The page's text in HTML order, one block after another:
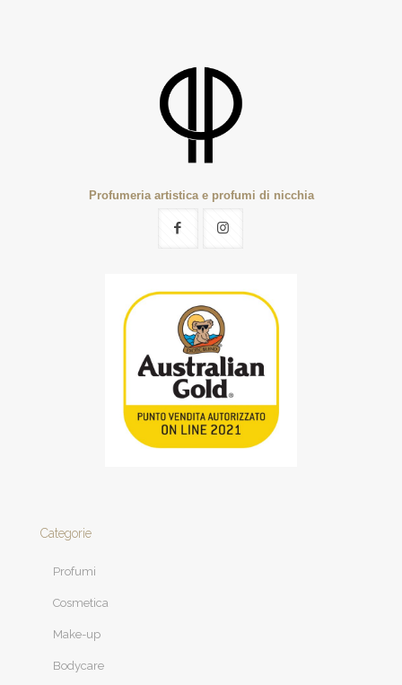
Profumeria artistica e profumi di nicchia
Categorie
Profumi
Cosmetica
Make-up
Bodycare